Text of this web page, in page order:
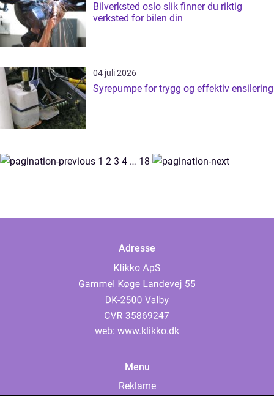
Bilverksted oslo slik finner du riktig
verksted for bilen din
04 juli 2026
Syrepumpe for trygg og effektiv ensilering
1 2 3 4 … 18
Adresse
web: www.klikko.dk
Menu
Reklame